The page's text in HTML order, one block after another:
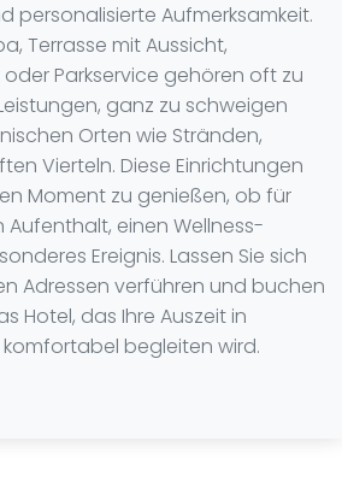
personalisierte Aufmerksamkeit.
Terrasse mit Aussicht,
Parkservice gehören oft zu
ganz zu schweigen
Orten wie Stränden,
Vierteln. Diese Einrichtungen
Moment zu genießen, ob für
einen Wellness-
Ereignis. Lassen Sie sich
Adressen verführen und buchen
Hotel, das Ihre Auszeit in
komfortabel begleiten wird.